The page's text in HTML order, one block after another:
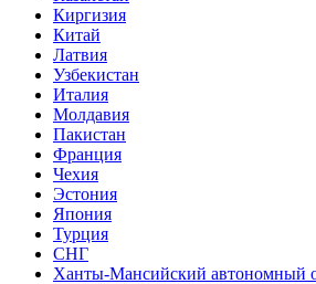
Киргизия
Китай
Латвия
Узбекистан
Италия
Молдавия
Пакистан
Франция
Чехия
Эстония
Япония
Турция
СНГ
Ханты-Мансийский автономный